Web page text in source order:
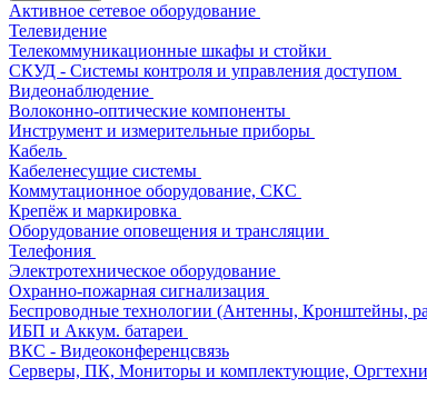
Активное сетевое оборудование
Телевидение
Телекоммуникационные шкафы и стойки
СКУД - Системы контроля и управления доступом
Видеонаблюдение
Волоконно-оптические компоненты
Инструмент и измерительные приборы
Кабель
Кабеленесущие системы
Коммутационное оборудование, СКС
Крепёж и маркировка
Оборудование оповещения и трансляции
Телефония
Электротехническое оборудование
Охранно-пожарная сигнализация
Беспроводные технологии (Антенны, Кронштейны,
ИБП и Аккум. батареи
ВКС - Видеоконференцсвязь
Серверы, ПК, Мониторы и комплектующие,